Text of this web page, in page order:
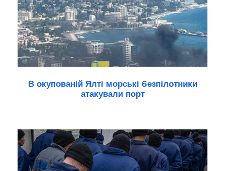
В окупованій Ялті морські безпілотники
атакували порт